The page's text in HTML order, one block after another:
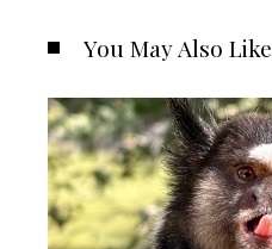
You May Also Like